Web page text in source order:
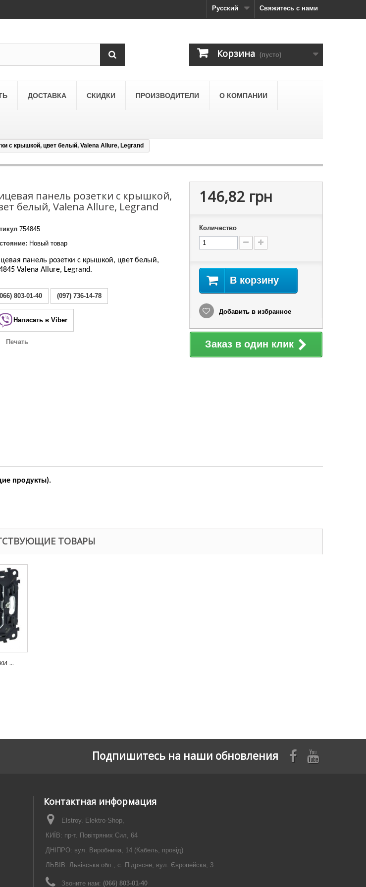
Свяжитесь с нами
Русский
Корзина (пусто)
SCHNEIDER ELECTRIC
LEZARD
Lezard Deriy
ДОСТАВКА СКИДКИ ПРОИЗВОДИТЕЛИ О КОМПАНИИ
с крышкой, цвет белый, Valena Allure, Legrand
панель розетки с крышкой,
белый, Valena Allure, Legrand
754845
Новый товар
панель розетки с крышкой, цвет белый,
Valena Allure, Legrand.
803-01-40 (097) 736-14-78
Написать в Viber
Печать
146,82 грн
Количество
В корзину
Добавить в избранное
Заказ в один клик
продукты).
ТОВАРЫ
...
Подпишитесь на наши обновления
Контактная информация
Elstroy. Elektro-Shop,
КИЇВ: пр-т. Повітряних Сил, 64
ДНІПРО: вул. Виробнича, 14 (Кабель, провід)
ЛЬВІВ: Львівська обл., с. Підрясне, вул. Європейска, 3
Звоните нам: (066) 803-01-40